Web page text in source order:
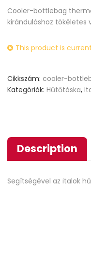
out
of
on
Cooler-bottlebag
kiránduláshoz tökéletes
This product is
Cikkszám: cooler-
Kategóriák: Hűtőtáska,
Description
Segítségével az italok